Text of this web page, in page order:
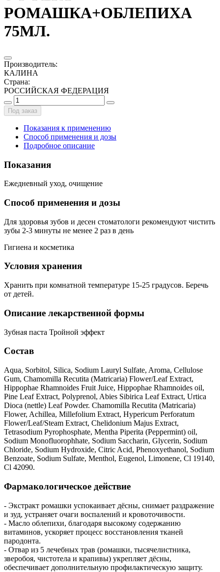
РОМАШКА+ОБЛЕПИХА
75МЛ.
Производитель:
КАЛИНА
Страна:
РОССИЙСКАЯ ФЕДЕРАЦИЯ
Под заказ
Показания к применению
Способ применения и дозы
Подробное описание
Показания
Ежедневный уход, очищение
Способ применения и дозы
Для здоровья зубов и десен стоматологи рекомендуют чистить
зубы 2-3 минуты не менее 2 раз в день
Гигиена и косметика
Условия хранения
Хранить при комнатной температуре 15-25 градусов. Беречь
от детей.
Описание лекарственной формы
Зубная паста Тройной эффект
Состав
Aqua, Sorbitol, Silica, Sodium Lauryl Sulfate, Aroma, Cellulose
Gum, Chamomilla Recutita (Matricaria) Flower/Leaf Extract,
Hippophae Rhamnoides Fruit Juice, Hippophae Rhamnoides oil,
Pine Leaf Extract, Polyprenol, Abies Sibirica Leaf Extract, Urtica
Dioca (nettle) Leaf Powder. Chamomilla Recutita (Matricaria)
Flower, Achillea, Millefolium Extract, Hypericum Perforatum
Flower/Leaf/Steam Extract, Chelidonium Majus Extract,
Tetrasodium Pyrophosphate, Mentha Piperita (Peppermint) oil,
Sodium Monofluorophhate, Sodium Saccharin, Glycerin, Sodium
Chloride, Sodium Hydroxide, Citric Acid, Phenoxyethanol, Sodium
Benzoate, Sodium Sulfate, Menthol, Eugenol, Limonene, Cl 19140,
Cl 42090.
Фармакологическое действие
- Экстракт ромашки успокаивает дёсны, снимает раздражение
и зуд, устраняет очаги воспалений и кровоточивости.
- Масло облепихи, благодаря высокому содержанию
витаминов, ускоряет процесс восстановления тканей
пародонта.
- Отвар из 5 лечебных трав (ромашки, тысячелистника,
зверобоя, чистотела и крапивы) укрепляет дёсны,
обеспечивает дополнительную профилактическую защиту.